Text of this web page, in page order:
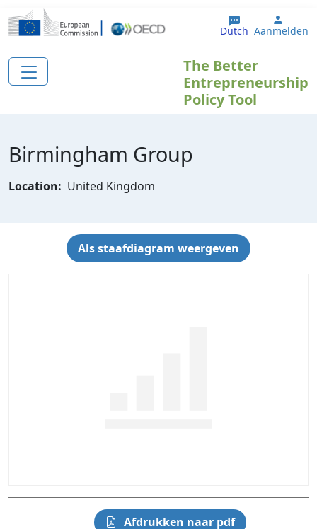
Overslaan en naar de inhoud gaan
Dutch User
Aanmelden
The Better
Entrepreneurship
Policy Tool
Birmingham Group
Location: United Kingdom
Als staafdiagram weergeven
Afdrukken naar pdf